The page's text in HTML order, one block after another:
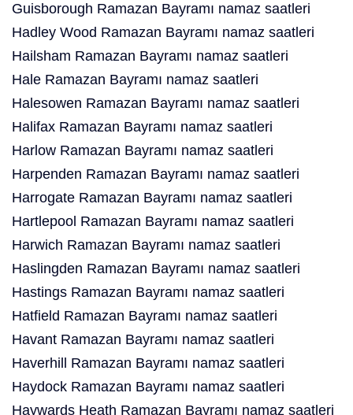
Guisborough Ramazan Bayramı namaz saatleri
Hadley Wood Ramazan Bayramı namaz saatleri
Hailsham Ramazan Bayramı namaz saatleri
Hale Ramazan Bayramı namaz saatleri
Halesowen Ramazan Bayramı namaz saatleri
Halifax Ramazan Bayramı namaz saatleri
Harlow Ramazan Bayramı namaz saatleri
Harpenden Ramazan Bayramı namaz saatleri
Harrogate Ramazan Bayramı namaz saatleri
Hartlepool Ramazan Bayramı namaz saatleri
Harwich Ramazan Bayramı namaz saatleri
Haslingden Ramazan Bayramı namaz saatleri
Hastings Ramazan Bayramı namaz saatleri
Hatfield Ramazan Bayramı namaz saatleri
Havant Ramazan Bayramı namaz saatleri
Haverhill Ramazan Bayramı namaz saatleri
Haydock Ramazan Bayramı namaz saatleri
Haywards Heath Ramazan Bayramı namaz saatleri